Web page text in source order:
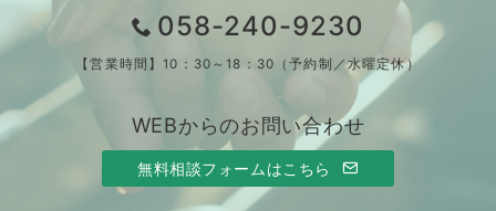
058-240-9230
【営業時間】10：30～18：30（予約制／水曜定休）
WEBからのお問い合わせ
無料相談フォームはこちら